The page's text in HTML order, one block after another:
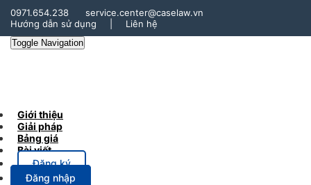
0971.654.238
service.center@caselaw.vn
Hướng dẫn sử dụng
Liên hệ
Toggle Navigation
Giới thiệu
Giải pháp
Bảng giá
Bài viết
Đăng ký
Đăng nhập